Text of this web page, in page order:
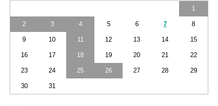
1
2 3 4 5 6 7 8
9 10 11 12 13 14 15
16 17 18 19 20 21 22
23 24 25 26 27 28 29
30 31